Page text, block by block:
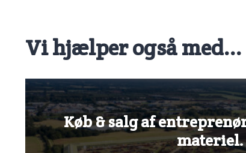
Vi hjælper også med...
Køb & salg af
materiel.